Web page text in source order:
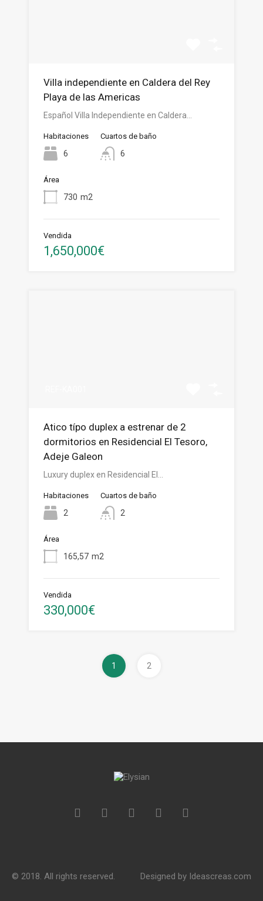
Villa independiente en Caldera del Rey
Playa de las Americas
Español Villa Independiente en Caldera…
Habitaciones
6
Cuartos de baño
6
Área
730 m2
Vendida
1,650,000€
Atico típo duplex a estrenar de 2
dormitorios en Residencial El Tesoro,
Adeje Galeon
Luxury duplex en Residencial El…
Habitaciones
2
Cuartos de baño
2
Área
165,57 m2
Vendida
330,000€
1 2
© 2018. All rights reserved. Designed by Ideascreas.com